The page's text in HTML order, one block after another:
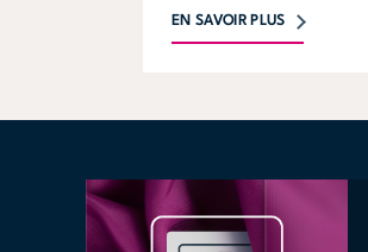
EN SAVOIR PLUS